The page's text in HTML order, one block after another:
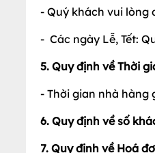
- Quý khách vui lòng
- Các ngày Lễ, Tết:
5. Quy định về Thời
- Thời gian nhà hàng
6. Quy định về số
7. Quy định về Hoá